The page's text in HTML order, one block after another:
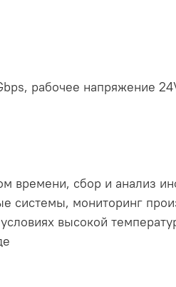
рабочее напряжение
времени, сбор и анализ
системы, мониторинг
высокой